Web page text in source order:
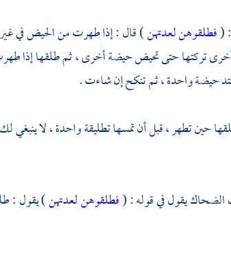
(فطلقوهن لعدتهن) قال : إذا طهرت من الحيض في
تركتها حتى تحيض حيضة أخرى ، ثم طلقها إذا طهرت
حيضة واحدة ، ثم تنكح إن شاءت .
حين تطهر ، قبل أن تمسها تطليقة واحدة ، لا ينبغي
الضحاكيقول في قوله : (فطلقوهن لعدتهن) يقول :